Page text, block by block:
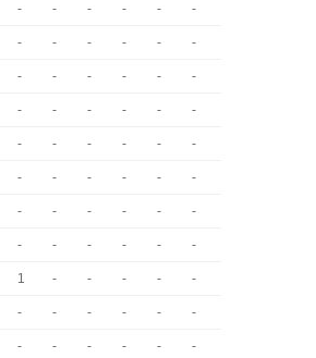
- - - - - -
- - - - - -
- - - - - -
- - - - - -
- - - - - -
- - - - - -
- - - - - -
- - - - - -
1 - - - - -
- - - - - -
- - - - - -